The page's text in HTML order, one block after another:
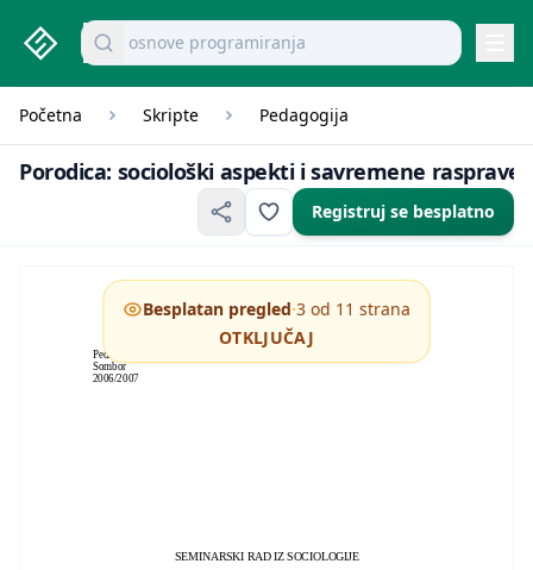
studenti.rs home page
Pretraži dokumente
osnove programiranja
Početna Skripte Pedagogija
Porodica: sociološki aspekti i savremene rasprave
Registruj se besplatno
Pedagoški fakultet
Sombor
2006/2007
SEMINARSKI RAD IZ SOCIOLOGIJE
Besplatan pregled·3 od 11 strana
OTKLJUČAJ